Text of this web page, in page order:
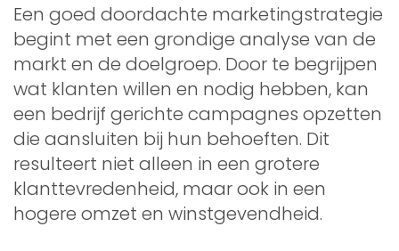
Een goed doordachte marketingstrategie
begint met een grondige analyse van de
markt en de doelgroep. Door te begrijpen
wat klanten willen en nodig hebben, kan
een bedrijf gerichte campagnes opzetten
die aansluiten bij hun behoeften. Dit
resulteert niet alleen in een grotere
klanttevredenheid, maar ook in een
hogere omzet en winstgevendheid.